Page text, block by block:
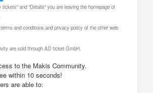
and "Details" you are leaving the homepage of
and conditions and privacy policy of the other web
are sold through AD ticket GmbH.
to the Makis Community.
within 10 seconds!
are able to: